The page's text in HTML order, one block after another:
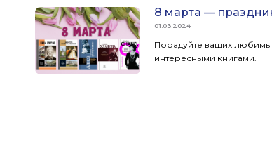
8 марта —
01.03.2024
Порадуйте ваших
интересными книгами.